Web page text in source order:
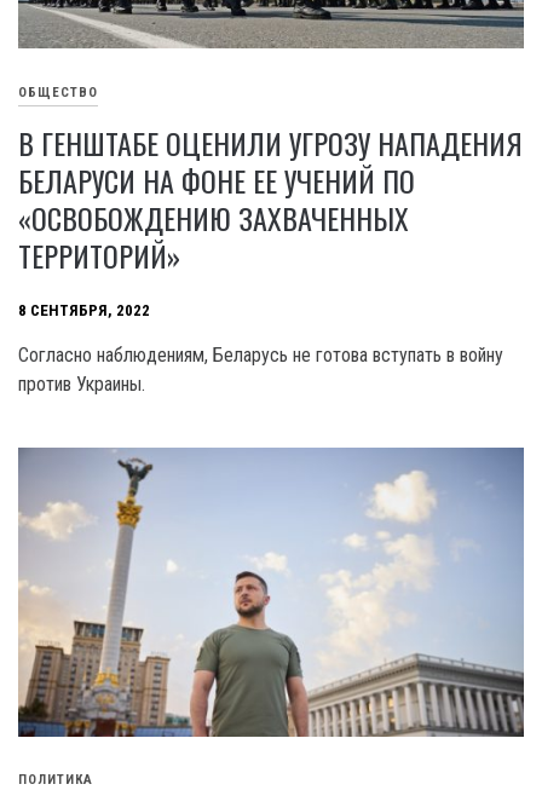
ОБЩЕСТВО
В ГЕНШТАБЕ ОЦЕНИЛИ УГРОЗУ НАПАДЕНИЯ
БЕЛАРУСИ НА ФОНЕ ЕЕ УЧЕНИЙ ПО
«ОСВОБОЖДЕНИЮ ЗАХВАЧЕННЫХ
ТЕРРИТОРИЙ»
8 СЕНТЯБРЯ, 2022
Согласно наблюдениям, Беларусь не готова вступать в войну
против Украины.
ПОЛИТИКА